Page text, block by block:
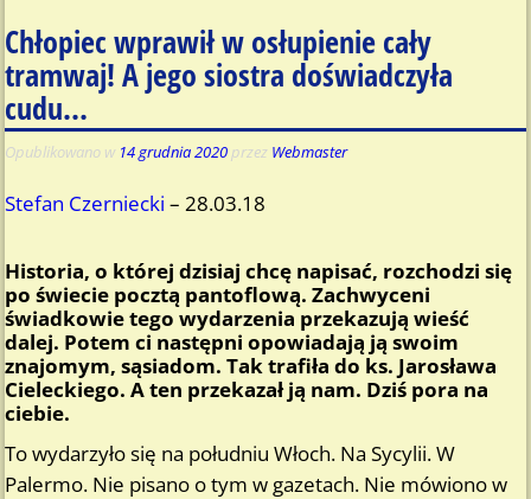
Chłopiec wprawił w osłupienie cały
tramwaj! A jego siostra doświadczyła
cudu…
Opublikowano w 14 grudnia 2020 przez Webmaster
Stefan Czerniecki – 28.03.18
Historia, o której dzisiaj chcę napisać, rozchodzi się
po świecie pocztą pantoflową. Zachwyceni
świadkowie tego wydarzenia przekazują wieść
dalej. Potem ci następni opowiadają ją swoim
znajomym, sąsiadom. Tak trafiła do ks. Jarosława
Cieleckiego. A ten przekazał ją nam. Dziś pora na
ciebie.
To wydarzyło się na południu Włoch. Na Sycylii. W
Palermo. Nie pisano o tym w gazetach. Nie mówiono w